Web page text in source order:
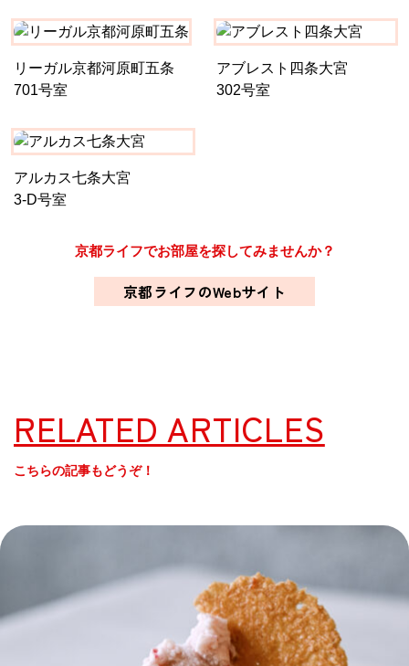
リーガル京都河原町五条
701号室
アブレスト四条大宮
302号室
アルカス七条大宮
3-D号室
京都ライフでお部屋を探してみませんか？
京都ライフのWebサイト
RELATED ARTICLES
こちらの記事もどうぞ！